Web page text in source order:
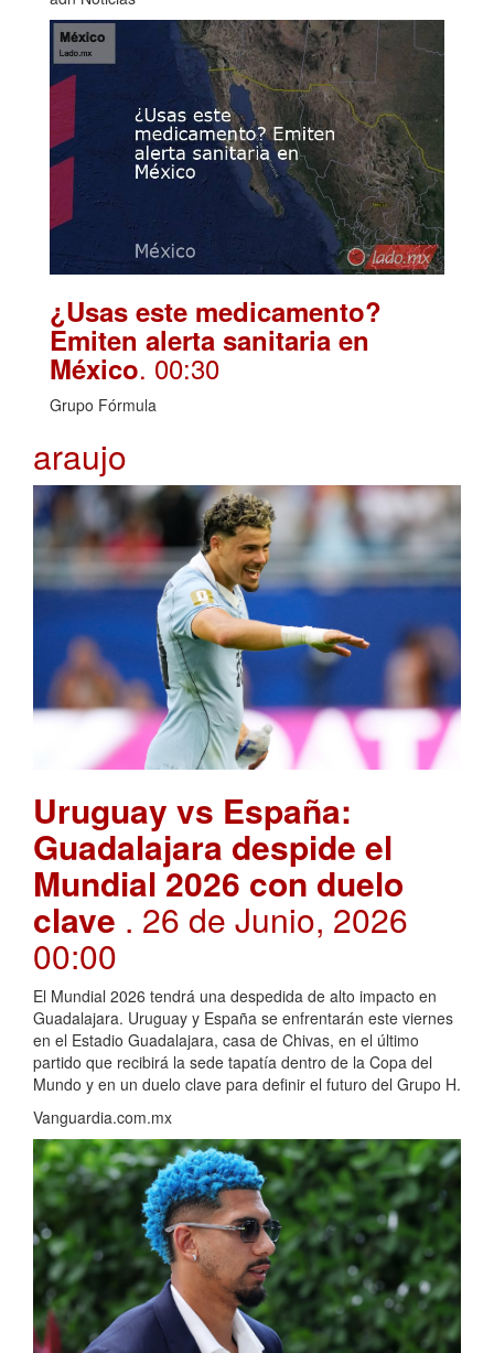
¿Usas este medicamento?
Emiten alerta sanitaria en
México. 00:30
Grupo Fórmula
araujo
Uruguay vs España:
Guadalajara despide el
Mundial 2026 con duelo
clave . 26 de Junio, 2026
00:00
El Mundial 2026 tendrá una despedida de alto impacto en
Guadalajara. Uruguay y España se enfrentarán este viernes
en el Estadio Guadalajara, casa de Chivas, en el último
partido que recibirá la sede tapatía dentro de la Copa del
Mundo y en un duelo clave para definir el futuro del Grupo H.
Vanguardia.com.mx